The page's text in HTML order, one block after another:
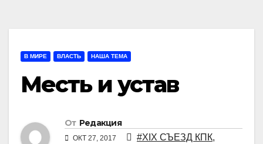
В МИРЕ ВЛАСТЬ НАША ТЕМА
Месть и устав
От Редакция
ОКТ 27, 2017 #XIX СЪЕЗД КПК,